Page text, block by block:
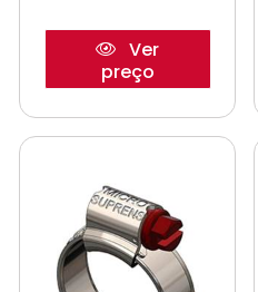
Ver
preço